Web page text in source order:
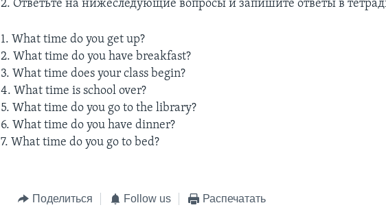
2. Ответьте на нижеследующие вопросы и запишите ответы в
1. What time do you get up?
2. What time do you have breakfast?
3. What time does your class begin?
4. What time is school over?
5. What time do you go to the library?
6. What time do you have dinner?
7. What time do you go to bed?
Поделиться Follow us Распечатать